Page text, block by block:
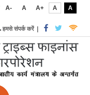
A- A A+ A
A
हमसे संपर्क करें|